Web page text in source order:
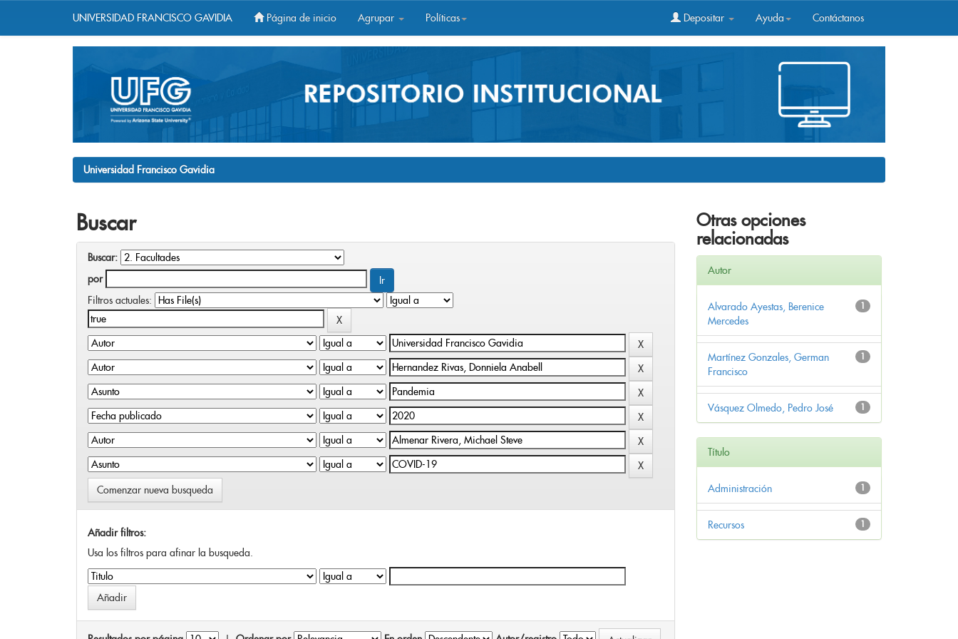
UNIVERSIDAD FRANCISCO GAVIDIA Página de inicio Agrupar Políticas Depositar Ayuda Contáctanos
Universidad Francisco Gavidia
Buscar
Buscar:
por
Filtros actuales:
Comenzar nueva busqueda
Añadir filtros:
Usa los filtros para afinar la busqueda.
Otras opciones
relacionadas
Autor
1
Alvarado Ayestas, Berenice
Mercedes
1
Martínez Gonzales, German
Francisco
1
Vásquez Olmedo, Pedro José
Título
1
Administración
1
Recursos